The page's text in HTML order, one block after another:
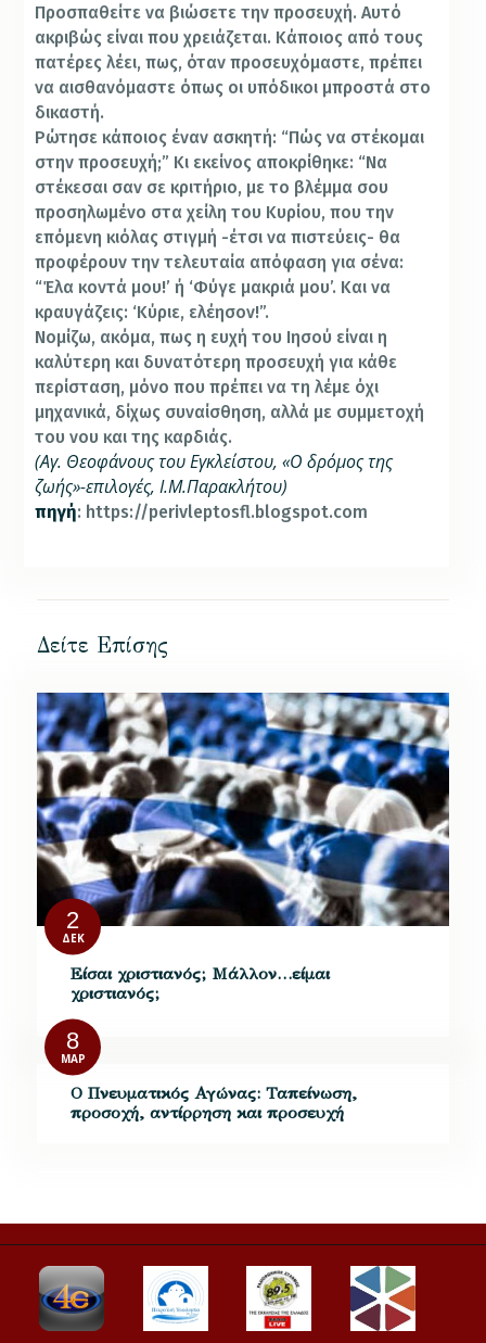
Προσπαθείτε να βιώσετε την προσευχή. Αυτό
ακριβώς είναι που χρειάζεται. Κάποιος από τους
πατέρες λέει, πως, όταν προσευχόμαστε, πρέπει
να αισθανόμαστε όπως οι υπόδικοι μπροστά στο
δικαστή.
Ρώτησε κάποιος έναν ασκητή: “Πώς να στέκομαι
στην προσευχή;” Κι εκείνος αποκρίθηκε: “Να
στέκεσαι σαν σε κριτήριο, με το βλέμμα σου
προσηλωμένο στα χείλη του Κυρίου, που την
επόμενη κιόλας στιγμή -έτσι να πιστεύεις- θα
προφέρουν την τελευταία απόφαση για σένα:
“Έλα κοντά μου!’ ή ‘Φύγε μακριά μου’. Και να
κραυγάζεις: ‘Κύριε, ελέησον!”.
Νομίζω, ακόμα, πως η ευχή του Ιησού είναι η
καλύτερη και δυνατότερη προσευχή για κάθε
περίσταση, μόνο που πρέπει να τη λέμε όχι
μηχανικά, δίχως συναίσθηση, αλλά με συμμετοχή
του νου και της καρδιάς.
(Αγ. Θεοφάνους του Εγκλείστου, «Ο δρόμος της
ζωής»-επιλογές, Ι.Μ.Παρακλήτου)
πηγή: https://perivleptosfl.blogspot.com
Δείτε Επίσης
2
ΔΕΚ
Είσαι χριστιανός; Μάλλον…είμαι
χριστιανός;
8
ΜΑΡ
Ο Πνευματικός Αγώνας: Ταπείνωση,
προσοχή, αντίρρηση και προσευχή